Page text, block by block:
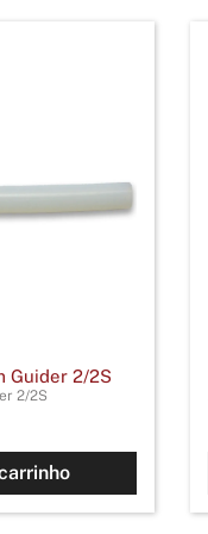
Guider 2/2S
2/2S